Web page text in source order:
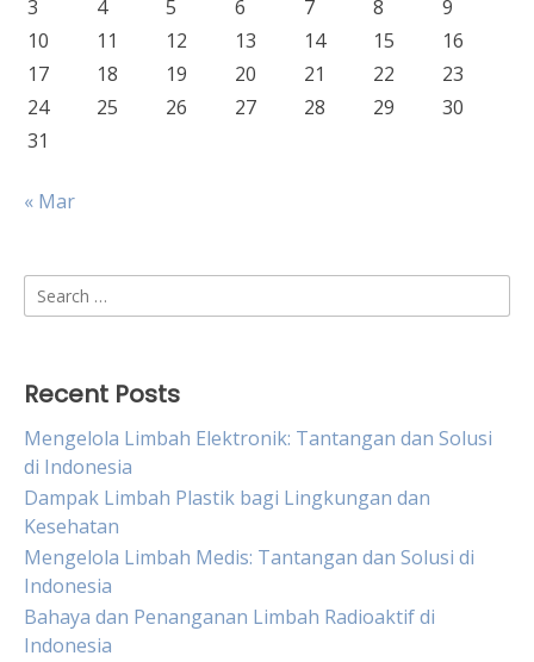
3 4 5 6 7 8
9
10
11 12 13 14 15
16
17
18 19 20 21 22
23
24
25 26 27 28 29
30
31
« Mar
Search
for:
Recent Posts
Mengelola Limbah Elektronik: Tantangan dan Solusi
di Indonesia
Dampak Limbah Plastik bagi Lingkungan dan
Kesehatan
Mengelola Limbah Medis: Tantangan dan Solusi di
Indonesia
Bahaya dan Penanganan Limbah Radioaktif di
Indonesia